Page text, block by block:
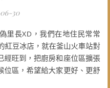
30
紅豆冰店，就在釜山火車站對
經旺到，把廚房和座位區擴張
位區，希望給大家更好、更舒